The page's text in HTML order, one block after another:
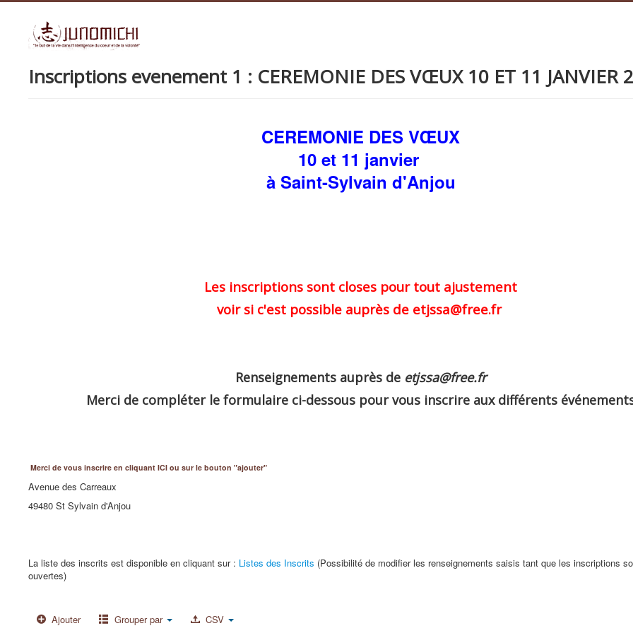
Inscriptions evenement 1 : CEREMONIE DES VŒUX 10 ET 11 JANVIER
CEREMONIE DES VŒUX
10 et 11 janvier
à Saint-Sylvain d'Anjou
Les inscriptions sont closes pour tout ajustement
voir si c'est possible auprès de etjssa@free.fr
Renseignements auprès de etjssa@free.fr
Merci de compléter le formulaire ci-dessous pour vous inscrire aux différents
Merci de vous inscrire en cliquant ICI ou sur le bouton "ajouter"
Avenue des Carreaux
49480 St Sylvain d'Anjou
La liste des inscrits est disponible en cliquant sur : Listes des Inscrits (Possibilité de modifier les renseignements saisis tant que les inscriptions
ouvertes)
Ajouter Grouper par CSV